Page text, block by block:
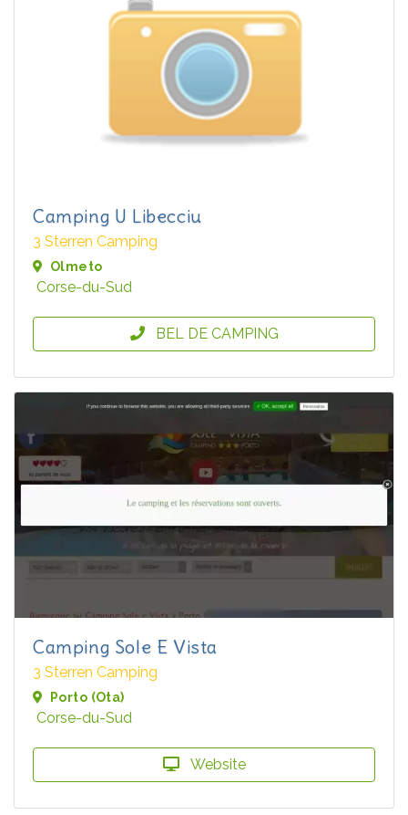
Camping U Libecciu
3 Sterren Camping
Olmeto
Corse-du-Sud
BEL DE CAMPING
Camping Sole E Vista
3 Sterren Camping
Porto (Ota)
Corse-du-Sud
Website